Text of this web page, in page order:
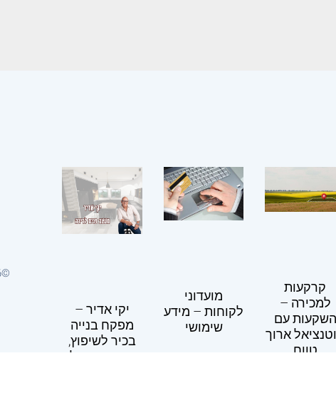
קרקעות
למכירה –
השקעות עם
ארוך
טווח
מועדוני
לקוחות – מידע
שימושי
יקי אדיר –
מפקח בנייה
בכיר לשיפוץ,
תכנון אדריכלי
©2026,+זכויות היוצרים שמורות לחברת ניהול מוניטין